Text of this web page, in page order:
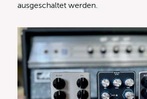
ausgeschaltet werden.